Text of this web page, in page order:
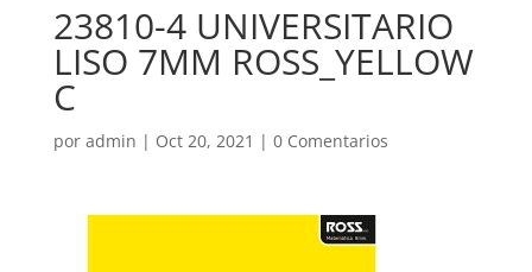
23810-4 UNIVERSITARIO
LISO 7MM ROSS_YELLOW
C
por admin | Oct 20, 2021 | 0 Comentarios